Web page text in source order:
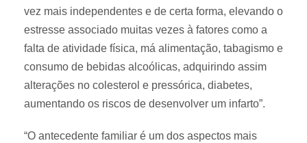
vez mais independentes e de certa forma, elevando o
estresse associado muitas vezes à fatores como a
falta de atividade física, má alimentação, tabagismo e
consumo de bebidas alcoólicas, adquirindo assim
alterações no colesterol e pressórica, diabetes,
aumentando os riscos de desenvolver um infarto”.
“O antecedente familiar é um dos aspectos mais